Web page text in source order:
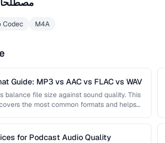
Codec M4A
Guide: MP3 vs AAC vs FLAC vs WAV
balance file size against sound quality. This
the most common formats and helps
for Podcast Audio Quality